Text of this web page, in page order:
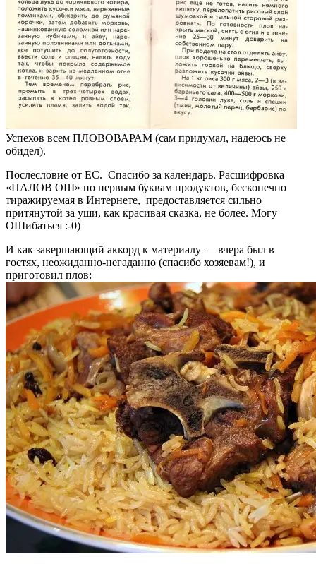
Успехов всем ПЛОВОВАРАМ (сам придумал, надеюсь не
обидел).
Послесловие от ЕС. Спасибо за календарь. Расшифровка
«ПАЛОВ ОШ» по первым буквам продуктов, бесконечно
тиражируемая в Интернете, предоставляется сильно
притянутой за уши, как красивая сказка, не более. Могу
ОШибаться :-0)
И как завершающий аккорд к материалу — вчера был в
гостях, неожиданно-негаданно (спасибо хозяевам!), и
приготовил плов: